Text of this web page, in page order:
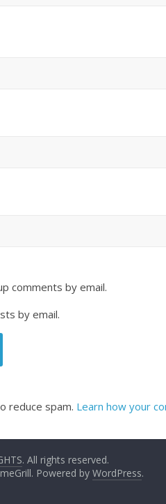
comments by email.
by email.
reduce spam. Learn how your
. All rights reserved.
Powered by WordPress.